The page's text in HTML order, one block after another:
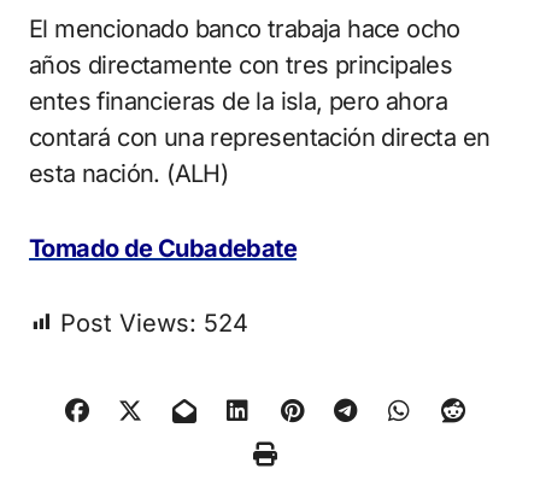
El mencionado banco trabaja hace ocho
años directamente con tres principales
entes financieras de la isla, pero ahora
contará con una representación directa en
esta nación. (ALH)
Tomado de Cubadebate
Post Views: 524